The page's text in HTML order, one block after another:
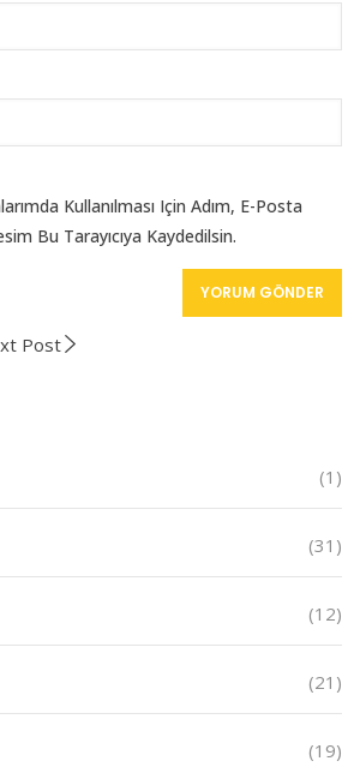
Kullanılması Için Adım, E-Posta
Bu Tarayıcıya Kaydedilsin.
Post
(1)
(31)
(12)
(21)
(19)